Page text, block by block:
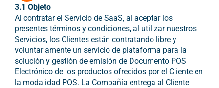
3.1 Objeto
Al contratar el Servicio de SaaS, al aceptar los
presentes términos y condiciones, al utilizar nuestros
Servicios, los Clientes están contratando libre y
voluntariamente un servicio de plataforma para la
solución y gestión de emisión de Documento POS
Electrónico de los productos ofrecidos por el Cliente en
la modalidad POS. La Compañía entrega al Cliente